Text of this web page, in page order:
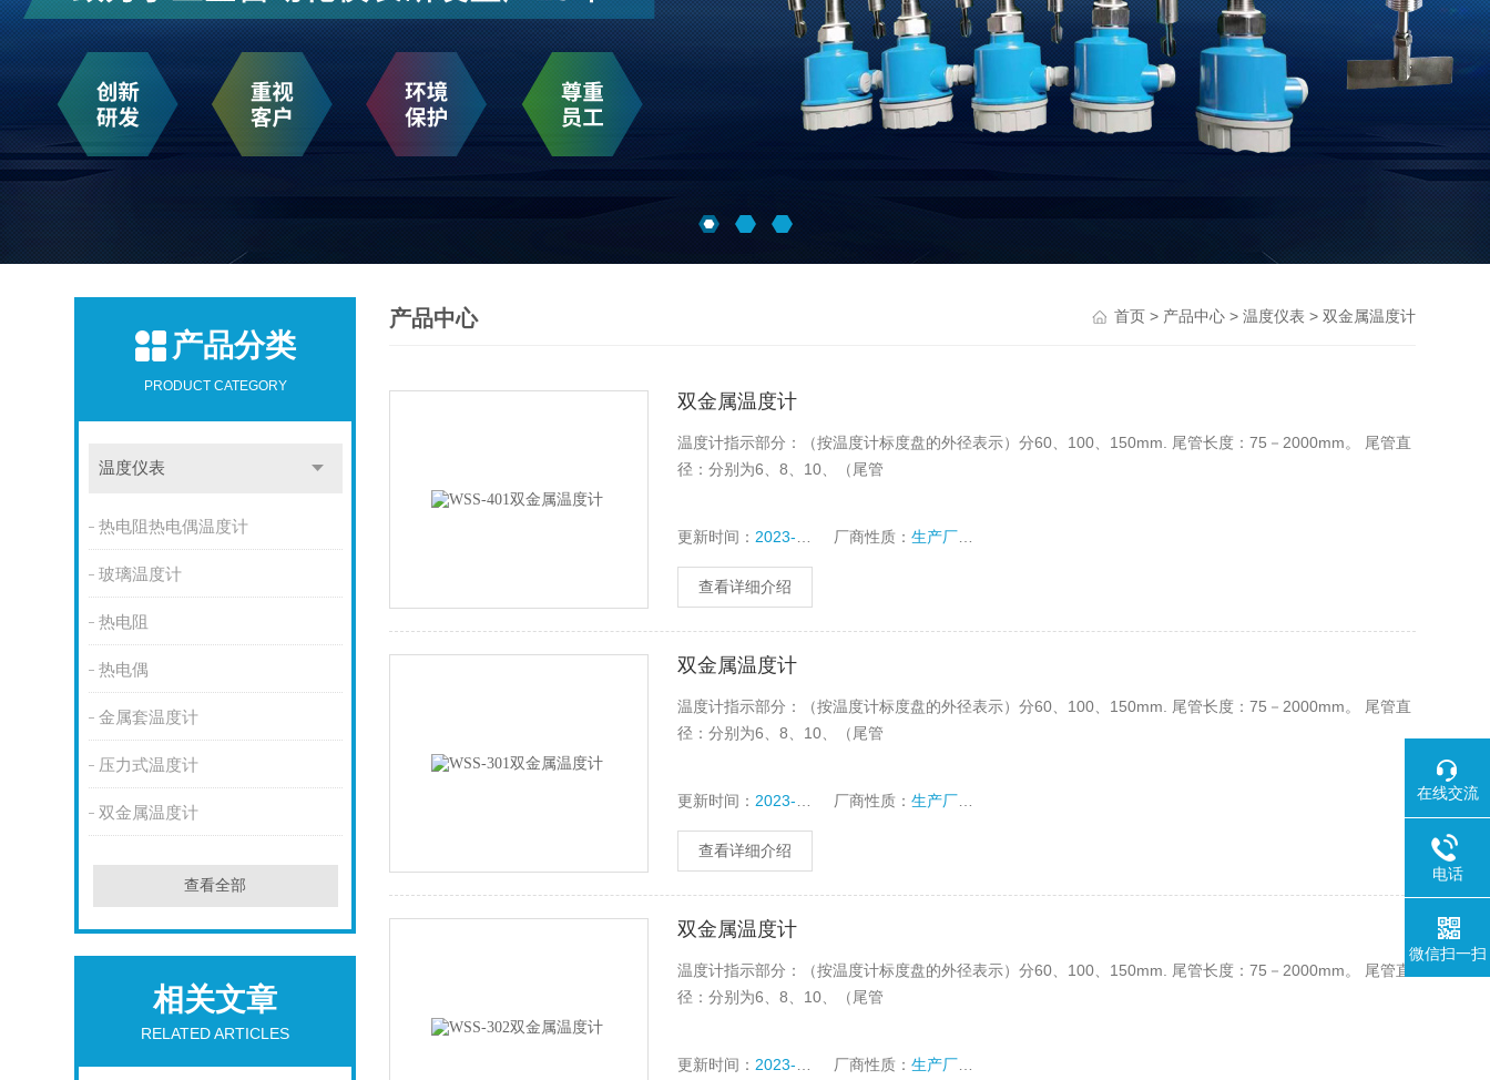
产品分类
PRODUCT CATEGORY
温度仪表
热电阻热电偶温度计
玻璃温度计
热电阻
热电偶
金属套温度计
压力式温度计
双金属温度计
查看全部
相关文章
RELATED ARTICLES
产品中心 首页> 产品中心> 温度仪表 > 双金属温度计
双金属温度计
温度计指示部分：（按温度计标度盘的外径表示）分60、100、150mm. 尾管长度：75－2000mm。 尾管直
径：分别为6、8、10、（尾管
更新时间： 2023-10-16 厂商性质：生产厂家
查看详细介绍
双金属温度计
温度计指示部分：（按温度计标度盘的外径表示）分60、100、150mm. 尾管长度：75－2000mm。 尾管直
径：分别为6、8、10、（尾管
更新时间： 2023-10-14 厂商性质：生产厂家
查看详细介绍
双金属温度计
温度计指示部分：（按温度计标度盘的外径表示）分60、100、150mm. 尾管长度：75－2000mm。 尾管直
径：分别为6、8、10、（尾管
更新时间： 2023-10-14 厂商性质：生产厂家
在线交流
电话
微信扫一扫